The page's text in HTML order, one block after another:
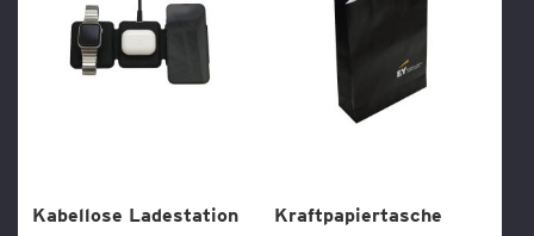
Kabellose Ladestation Kraftpapiertasche